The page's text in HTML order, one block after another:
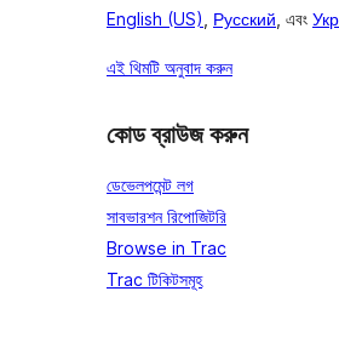
English (US), Русский, এবং
এই থিমটি অনুবাদ করুন
কোড ব্রাউজ করুন
ডেভেলপমেন্ট লগ
সাবভারশন রিপোজিটরি
Browse in Trac
Trac টিকিটসমূহ